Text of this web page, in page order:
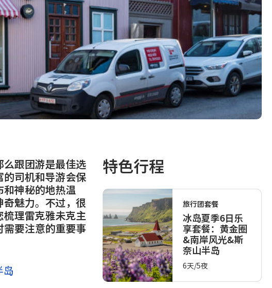
跟团游是最佳选
司机和导游会保
神秘的地热温
魅力。不过，很
理雷克雅未克主
要注意的重要事
特色行程
旅行团套餐
冰岛夏季6日乐
享套餐：黄金圈
&南岸风光&斯
奈山半岛
6天/5夜